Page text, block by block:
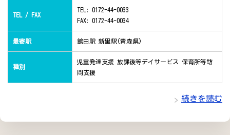
TEL / FAX
TEL: 0172-44-0033
FAX: 0172-44-0034
最寄駅 館田駅 新里駅(青森県)
種別
児童発達支援 放課後等デイサービス 保育所等訪
問支援
続きを読む